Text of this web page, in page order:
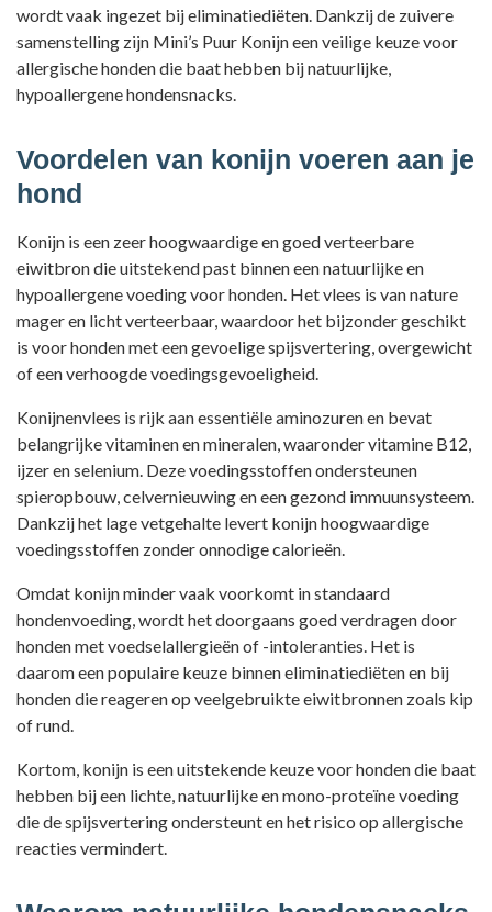
wordt vaak ingezet bij eliminatiediëten. Dankzij de zuivere
samenstelling zijn Mini’s Puur Konijn een veilige keuze voor
allergische honden die baat hebben bij natuurlijke,
hypoallergene hondensnacks.
Voordelen van konijn voeren aan je
hond
Konijn is een zeer hoogwaardige en goed verteerbare
eiwitbron die uitstekend past binnen een natuurlijke en
hypoallergene voeding voor honden. Het vlees is van nature
mager en licht verteerbaar, waardoor het bijzonder geschikt
is voor honden met een gevoelige spijsvertering, overgewicht
of een verhoogde voedingsgevoeligheid.
Konijnenvlees is rijk aan essentiële aminozuren en bevat
belangrijke vitaminen en mineralen, waaronder vitamine B12,
ijzer en selenium. Deze voedingsstoffen ondersteunen
spieropbouw, celvernieuwing en een gezond immuunsysteem.
Dankzij het lage vetgehalte levert konijn hoogwaardige
voedingsstoffen zonder onnodige calorieën.
Omdat konijn minder vaak voorkomt in standaard
hondenvoeding, wordt het doorgaans goed verdragen door
honden met voedselallergieën of -intoleranties. Het is
daarom een populaire keuze binnen eliminatiediëten en bij
honden die reageren op veelgebruikte eiwitbronnen zoals kip
of rund.
Kortom, konijn is een uitstekende keuze voor honden die baat
hebben bij een lichte, natuurlijke en mono-proteïne voeding
die de spijsvertering ondersteunt en het risico op allergische
reacties vermindert.